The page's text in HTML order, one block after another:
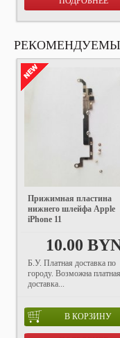
Прижимная пластина
нижнего шлейфа Apple
iPhone 11
10.00
Б.У. Платная доставка по
городу. Возможна платная
доставка...
В КОРЗИНУ